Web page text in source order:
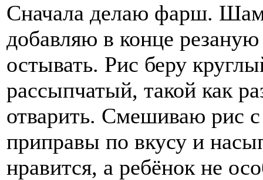
Сначала делаю фарш.
добавляю в конце
остывать. Рис беру
рассыпчатый, такой как
отварить. Смешиваю рис
приправы по вкусу и
нравится, а ребёнок не